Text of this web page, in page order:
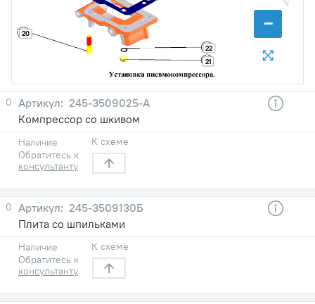
−
20
21
22
0
245-3509025-А
Компрессор со шкивом
Наличие
Обратитесь к
консультанту
К схеме
0
245-3509130Б
Плита со шпильками
Наличие
Обратитесь к
консультанту
К схеме